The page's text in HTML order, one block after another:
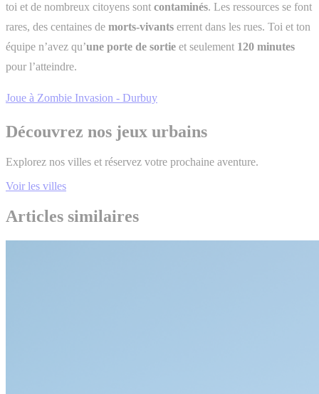
toi et de nombreux citoyens sont contaminés. Les ressources se font
rares, des centaines de morts-vivants errent dans les rues. Toi et ton
équipe n’avez qu’une porte de sortie et seulement 120 minutes
pour l’atteindre.
Joue à Zombie Invasion - Durbuy
Découvrez nos jeux urbains
Explorez nos villes et réservez votre prochaine aventure.
Voir les villes
Articles similaires